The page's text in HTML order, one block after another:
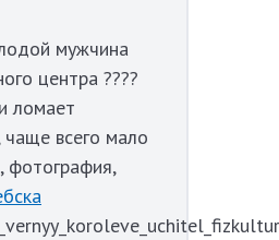
мужчина
центра ????
ломает
всего мало
фотография,